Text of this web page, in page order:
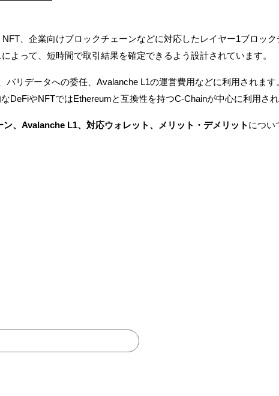
、企業向けブロックチェーンなどに対応したレイヤー1ブロック
よって、短時間で取引結果を確定できるよう設計されています。
リデータへの委任、Avalanche L1の運営費用などに利用されます
やNFTではEthereumと互換性を持つC-Chainが中心に利用され
、Avalanche L1、対応ウォレット、メリット・デメリット につい